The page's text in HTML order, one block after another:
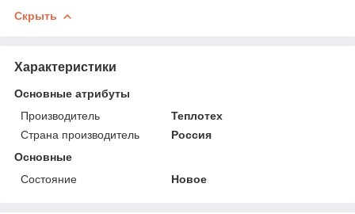
Скрыть
Характеристики
Основные атрибуты
Производитель
Теплотех
Страна производитель
Россия
Основные
Состояние
Новое